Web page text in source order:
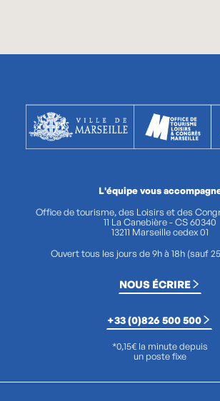
L'équipe vous
Office de tourisme, des Loisirs et des
11 La Canebière - CS 60340
13211 Marseille cedex 01
Ouvert tous les jours de 9h à 18h (sauf
NOUS ÉCRIRE
+33 (0)826 500 500
*0,15€ la minute depuis
un poste fixe